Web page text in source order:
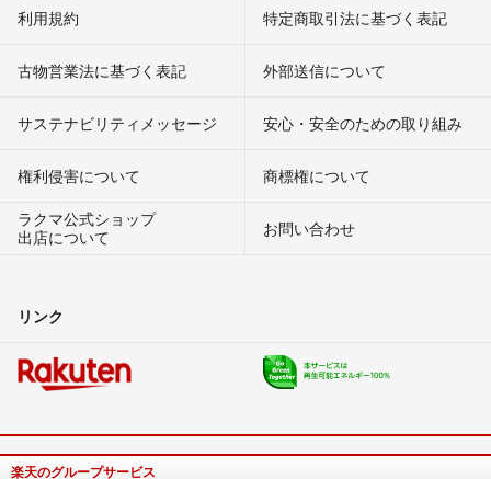
利用規約 特定商取引法に基づく表記
古物営業法に基づく表記 外部送信について
サステナビリティメッセージ 安心・安全のための取り組み
権利侵害について
商標権について
ラクマ公式ショップ
出店について
お問い合わせ
リンク
楽天のグループサービス